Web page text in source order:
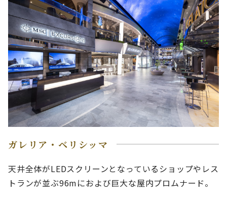
ガレリア・ベリシッマ
天井全体がLEDスクリーンとなっているショップやレス
トランが並ぶ96mにおよび巨大な屋内プロムナード。